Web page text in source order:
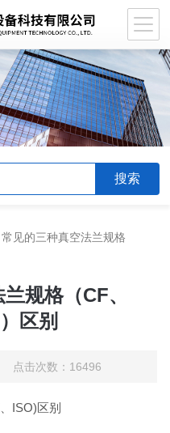
常见的三种真空法兰规格
规格（CF、
区别
点击次数：16496
ISO)区别